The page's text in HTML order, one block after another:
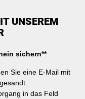
UNSEREM
sichern**
Sie eine E-Mail mit
in das Feld